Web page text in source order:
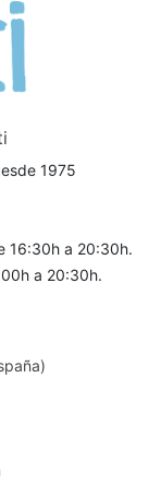
1975
16:30h a 20:30h.
a 20:30h.